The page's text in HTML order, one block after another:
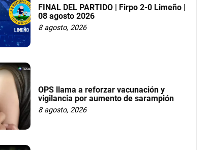
FINAL DEL PARTIDO | Firpo 2-0 Limeño |
08 agosto 2026
8 agosto, 2026
OPS llama a reforzar vacunación y
vigilancia por aumento de sarampión
8 agosto, 2026